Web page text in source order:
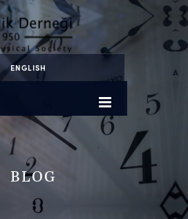
ENGLISH
BLOG